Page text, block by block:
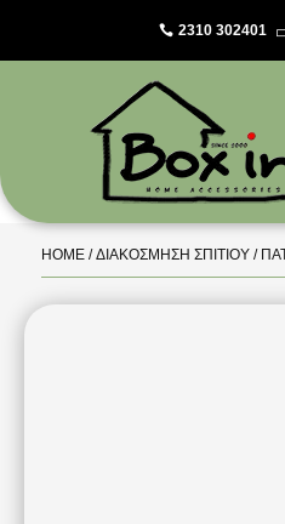
2310 302401
HOME/ΔΙΑΚΌΣΜΗΣΗ ΣΠΙΤΙΟΎ/